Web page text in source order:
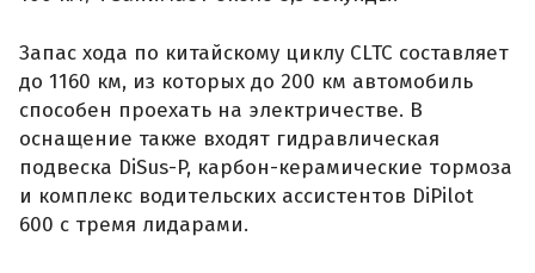
Запас хода по китайскому циклу CLTC составляет
до 1160 км, из которых до 200 км автомобиль
способен проехать на электричестве. В
оснащение также входят гидравлическая
подвеска DiSus-P, карбон-керамические тормоза
и комплекс водительских ассистентов DiPilot
600 с тремя лидарами.